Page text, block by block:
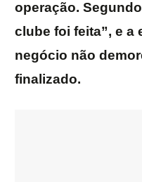
operação.
clube foi feita”, e a
negócio não
finalizado.